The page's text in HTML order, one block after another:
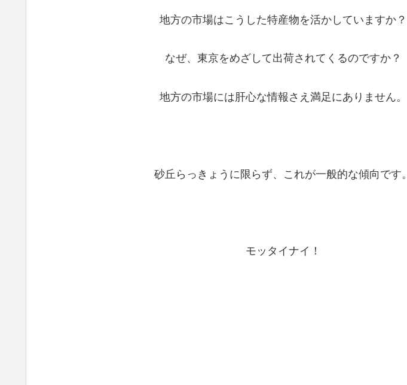
地方の市場はこうした特産物を活かしていますか？
なぜ、東京をめざして出荷されてくるのですか？
地方の市場には肝心な情報さえ満足にありません。
砂丘らっきょうに限らず、これが一般的な傾向です。
モッタイナイ！